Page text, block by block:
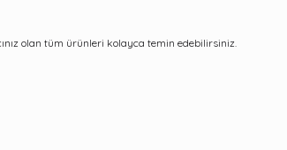
olan tüm ürünleri kolayca temin edebilirsiniz.